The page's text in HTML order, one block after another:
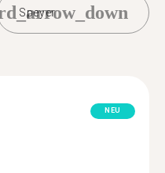
Speyer
NEU